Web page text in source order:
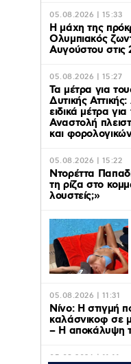
05.08.2026 | 15:33
Η μάχη της
Ολυμπιακός
Αυγούστου στις
05.08.2026 | 15:27
Τα μέτρα για
Δυτικής
ειδικά μέτρα για
Αναστολή
και
05.08.2026 | 15:22
Ντορέττα
τη ρίζα στο
λουστείς;»
05.08.2026 | 11:31
Νίνο: Η στιγμή
καλάσνικοφ σε
– Η αποκάλυψη
05.08.2026 | 11:11